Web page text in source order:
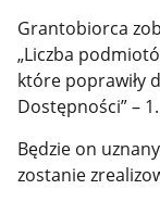
Grantobiorca
„Liczba
które poprawiły
Dostępności” – 1.
Będzie on
zostanie